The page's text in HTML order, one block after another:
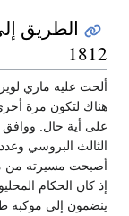
1812
ألحت عليه ماري
هناك لتكون مرة
على أية حال. ووافق
الثالث البروسي
أصبحت مسيرته من
إذ كان الحكام
ينضمون إلى موكبه